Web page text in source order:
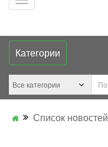
Категории
Список новостей